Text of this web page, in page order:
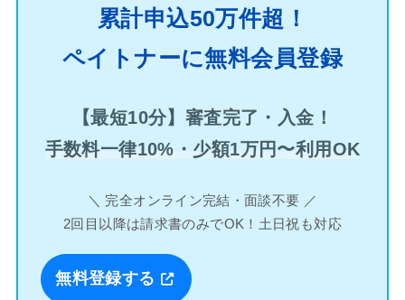
累計申込50万件超！
ペイトナーに無料会員登録
【最短10分】審査完了・入金！
手数料一律10%・少額1万円〜利用OK
＼ 完全オンライン完結・面談不要 ／
2回目以降は請求書のみでOK！土日祝も対応
無料登録する